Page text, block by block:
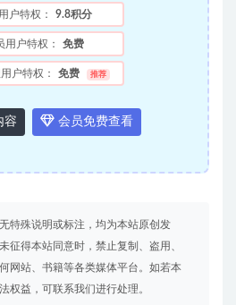
户特权： 9.8积分
用户特权： 免费
户特权： 免费 推荐
容 会员免费查看
特殊说明或标注，均为本站原创发
征得本站同意时，禁止复制、盗用、
网站、书籍等各类媒体平台。如若本
权益，可联系我们进行处理。